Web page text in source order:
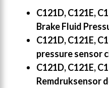
C121D, C121E,
Brake Fluid
C121D, C121E,
pressure sensor
C121D, C121E,
Remdruksensor